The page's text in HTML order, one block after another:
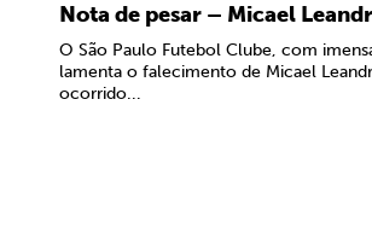
Nota de pesar – Micael
O São Paulo Futebol Clube, com
lamenta o falecimento de Micael
ocorrido...